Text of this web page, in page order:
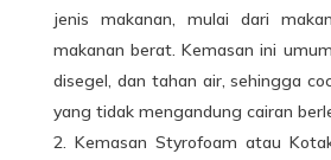
jenis makanan, mulai dari
makanan berat. Kemasan ini
disegel, dan tahan air, sehingga
yang tidak mengandung cairan
Kemasan Styrofoam atau